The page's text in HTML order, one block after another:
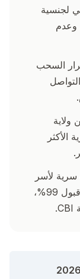
لجنسية
وعدم
السحب
ولاية
الأكثر
لأسر
دول الخليج من زيورخ ودبي — نسبة قبول 99%،